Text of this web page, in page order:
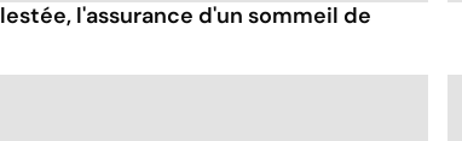
l'assurance d'un sommeil de